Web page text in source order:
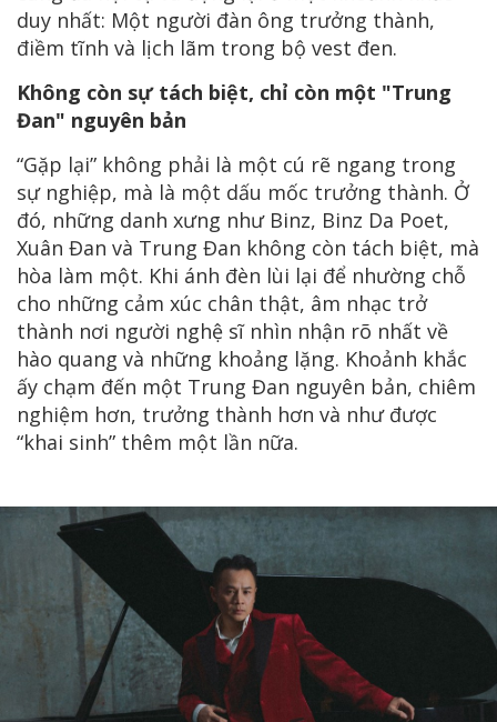
duy nhất: Một người đàn ông trưởng thành,
điềm tĩnh và lịch lãm trong bộ vest đen.
Không còn sự tách biệt, chỉ còn một "Trung
Đan" nguyên bản
“Gặp lại” không phải là một cú rẽ ngang trong
sự nghiệp, mà là một dấu mốc trưởng thành. Ở
đó, những danh xưng như Binz, Binz Da Poet,
Xuân Đan và Trung Đan không còn tách biệt, mà
hòa làm một. Khi ánh đèn lùi lại để nhường chỗ
cho những cảm xúc chân thật, âm nhạc trở
thành nơi người nghệ sĩ nhìn nhận rõ nhất về
hào quang và những khoảng lặng. Khoảnh khắc
ấy chạm đến một Trung Đan nguyên bản, chiêm
nghiệm hơn, trưởng thành hơn và như được
“khai sinh” thêm một lần nữa.